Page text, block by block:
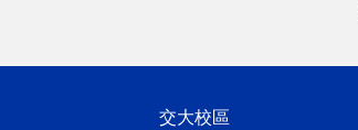
交大校區